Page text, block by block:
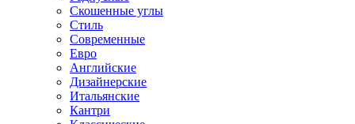
Скошенные углы
Стиль
Современные
Евро
Английские
Дизайнерские
Итальянские
Кантри